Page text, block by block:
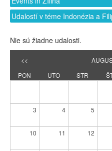
Udalostí v téme Indonézia a
Nie sú žiadne udalosti.
<<
PON
UTO STR
3 4 5
10 11 12